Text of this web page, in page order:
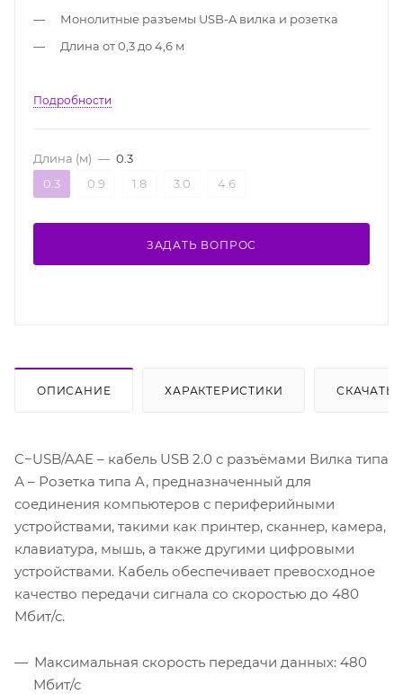
Монолитные разъемы USB-A вилка и розетка
Длина от 0,3 до 4,6 м
Подробности
Длина (м) — 0.3
0.3
0.9 1.8 3.0 4.6
ЗАДАТЬ ВОПРОС
ОПИСАНИЕ ХАРАКТЕРИСТИКИ СКАЧАТЬ
C−USB/AАE – кабель USB 2.0 c разъёмами Вилка типа
А – Розетка типа A, предназначенный для
соединения компьютеров с периферийными
устройствами, такими как принтер, сканнер, камера,
клавиатура, мышь, а также другими цифровыми
устройствами. Кабель обеспечивает превосходное
качество передачи сигнала со скоростью до 480
Мбит/с.
Максимальная скорость передачи данных: 480
Мбит/с